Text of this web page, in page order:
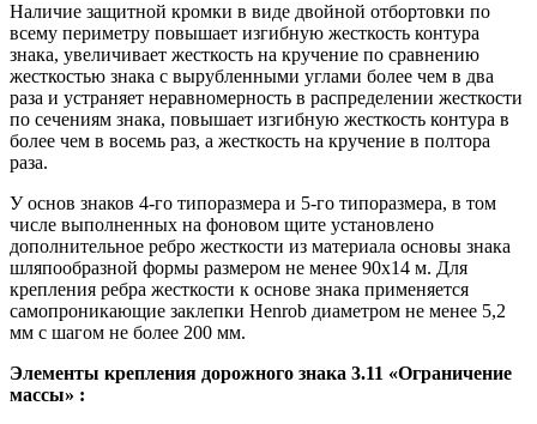
Наличие защитной кромки в виде двойной отбортовки по
всему периметру повышает изгибную жесткость контура
знака, увеличивает жесткость на кручение по сравнению
жесткостью знака с вырубленными углами более чем в два
раза и устраняет неравномерность в распределении жесткости
по сечениям знака, повышает изгибную жесткость контура в
более чем в восемь раз, а жесткость на кручение в полтора
раза.
У основ знаков 4-го типоразмера и 5-го типоразмера, в том
числе выполненных на фоновом щите установлено
дополнительное ребро жесткости из материала основы знака
шляпообразной формы размером не менее 90х14 м. Для
крепления ребра жесткости к основе знака применяется
самопроникающие заклепки Henrob диаметром не менее 5,2
мм с шагом не более 200 мм.
Элементы крепления дорожного знака 3.11 «Ограничение
массы» :